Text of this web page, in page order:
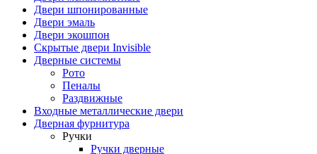
Двери шпонированные
Двери эмаль
Двери экошпон
Скрытые двери Invisible
Дверные системы
Рото
Пеналы
Раздвижные
Входные металлические двери
Дверная фурнитура
Ручки
Ручки дверные